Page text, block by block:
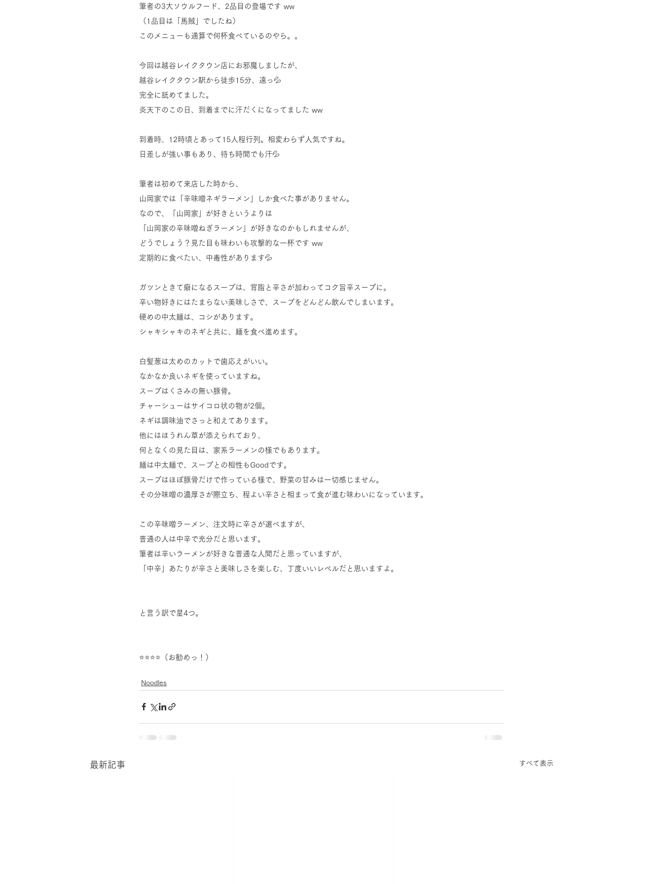
筆者の3大ソウルフード、2品目の登場です ww
（1品目は「馬賊」でしたね）
このメニューも通算で何杯食べているのやら。。
今回は越谷レイクタウン店にお邪魔しましたが、
越谷レイクタウン駅から徒歩15分、遠っ💦
完全に舐めてました。
炎天下のこの日、到着までに汗だくになってました ww
到着時、12時頃とあって15人程行列。相変わらず人気ですね。
日差しが強い事もあり、待ち時間でも汗💦
筆者は初めて来店した時から、
山岡家では「辛味噌ネギラーメン」しか食べた事がありません。
なので、「山岡家」が好きというよりは
「山岡家の辛味噌ねぎラーメン」が好きなのかもしれませんが、
どうでしょう？見た目も味わいも攻撃的な一杯です ww
定期的に食べたい、中毒性があります💦
ガツンときて癖になるスープは、背脂と辛さが加わってコク旨辛スープに。
辛い物好きにはたまらない美味しさで、スープをどんどん飲んでしまいます。
硬めの中太麺は、コシがあります。
シャキシャキのネギと共に、麺を食べ進めます。
白髪葱は太めのカットで歯応えがいい。
なかなか良いネギを使っていますね。
スープはくさみの無い豚骨。
チャーシューはサイコロ状の物が2個。
ネギは調味油でさっと和えてあります。
他にはほうれん草が添えられており、
何となくの見た目は、家系ラーメンの様でもあります。
麺は中太麺で、スープとの相性もGoodです。
スープはほぼ豚骨だけで作っている様で、野菜の甘みは一切感じません。
その分味噌の濃厚さが際立ち、程よい辛さと相まって食が進む味わいになっています。
この辛味噌ラーメン、注文時に辛さが選べますが、
普通の人は中辛で充分だと思います。
筆者は辛いラーメンが好きな普通な人間だと思っていますが、
「中辛」あたりが辛さと美味しさを楽しむ、丁度いいレベルだと思いますよ。
と言う訳で星4つ。
⭐⭐⭐⭐（お勧めっ！）
Noodles
最新記事 すべて表示